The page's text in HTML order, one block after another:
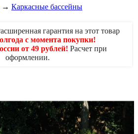
→ Каркасные бассейны
гарантия на этот товар
с момента покупки!
от 49 рублей! Расчет при
оформлении.